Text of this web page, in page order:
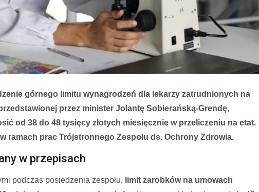
górnego limitu wynagrodzeń dla lekarzy zatrudnionych na
przez minister Jolantę Sobierańską-Grendę,
od 38 do 48 tysięcy złotych miesięcznie w przeliczeniu na etat.
ramach prac Trójstronnego Zespołu ds. Ochrony Zdrowia.
w przepisach
podczas posiedzenia zespołu, limit zarobków na umowach